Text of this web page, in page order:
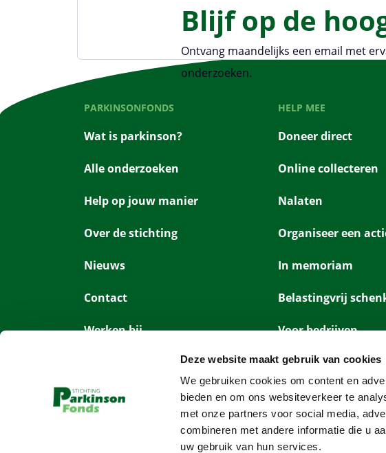
Deze website maakt gebruik van cookies
We gebruiken cookies om content en
bieden en om ons websiteverkeer te
met onze partners voor social media,
combineren met andere informatie die u
uw gebruik van hun services.
Blijf op de
Ontvang maandelijks een email met
onderzoeken.
PARKINSONFONDS
Wat is parkinson?
Alle onderzoeken
Help op jouw manier
Over de stichting
Nieuws
Contact
Werken bij
HELP MEE
Doneer direct
Online collecteren
Nalaten
Organiseer een
In memoriam
Belastingvrij
Voor bedrijven
Geefplatformen